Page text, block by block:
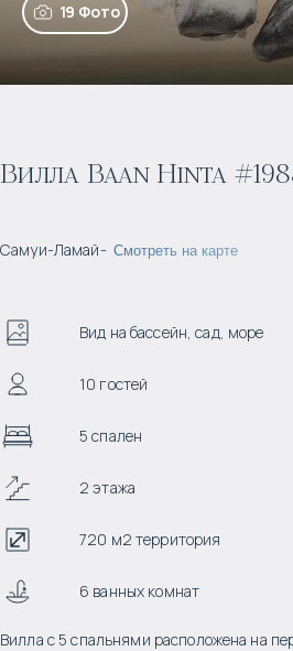
19 Фото
Вилла Baan Hinta
Самуи-Ламай- Смотреть на карте
Вид на бассейн, сад, море
10 гостей
5 спален
2 этажа
720 м2 территория
6 ванных комнат
Вилла с 5 спальнями расположена на